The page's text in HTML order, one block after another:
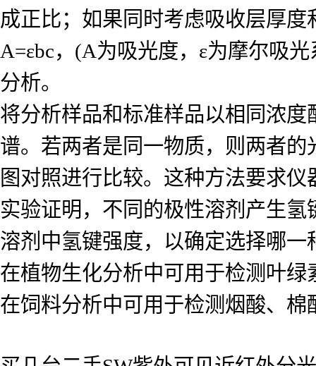
成正比；如果同时考虑吸收层厚
A=εbc，(A为吸光度，ε为摩尔吸
分析。
将分析样品和标准样品以相同浓
谱。若两者是同一物质，则两者
图对照进行比较。这种方法要求
实验证明，不同的极性溶剂产生
溶剂中氢键强度，以确定选择哪一
在植物生化分析中可用于检测叶
在饲料分析中可用于检测烟酸、棉